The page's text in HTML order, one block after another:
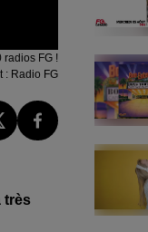
radios FG !
: Radio FG
très